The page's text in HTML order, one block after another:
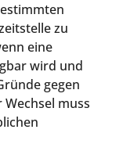
zu
eine
wird und
gegen
muss